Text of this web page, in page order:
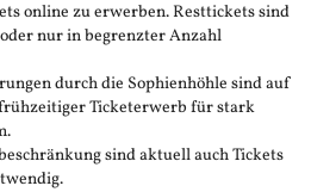
online zu erwerben. Resttickets sind
nur in begrenzter Anzahl
durch die Sophienhöhle sind auf
Ticketerwerb für stark
sind aktuell auch Tickets